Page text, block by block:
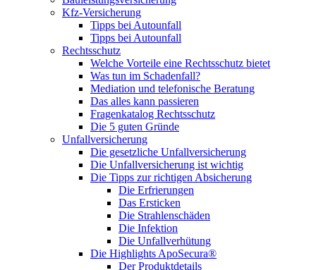
Kfz-Versicherung
Tipps bei Autounfall
Tipps bei Autounfall
Rechtsschutz
Welche Vorteile eine Rechtsschutz bietet
Was tun im Schadenfall?
Mediation und telefonische Beratung
Das alles kann passieren
Fragenkatalog Rechtsschutz
Die 5 guten Gründe
Unfallversicherung
Die gesetzliche Unfallversicherung
Die Unfallversicherung ist wichtig
Die Tipps zur richtigen Absicherung
Die Erfrierungen
Das Ersticken
Die Strahlenschäden
Die Infektion
Die Unfallverhütung
Die Highlights ApoSecura®
Der Produktdetails